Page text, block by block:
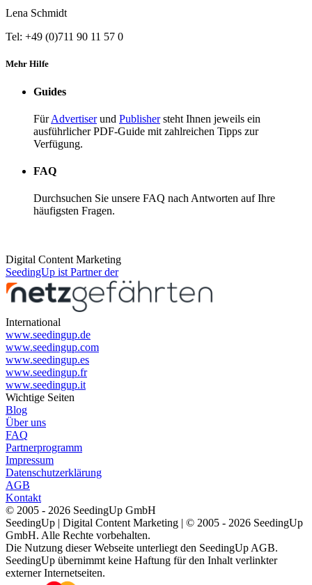
Lena Schmidt
Tel: +49 (0)711 90 11 57 0
Mehr Hilfe
Guides
FürAdvertiserund Publishersteht Ihnen jeweils ein
ausführlicher PDF-Guide mit zahlreichen Tipps zur
Verfügung.
FAQ
Durchsuchen Sie unsere FAQ nach Antworten auf Ihre
häufigsten Fragen.
Digital Content Marketing
SeedingUp ist Partner der
International
www.seedingup.de
www.seedingup.com
www.seedingup.es
www.seedingup.fr
www.seedingup.it
Wichtige Seiten
Blog
Über uns
FAQ
Partnerprogramm
Impressum
Datenschutzerklärung
AGB
Kontakt
© 2005 - 2026 SeedingUp GmbH
SeedingUp | Digital Content Marketing | © 2005 - 2026 SeedingUp
GmbH. Alle Rechte vorbehalten.
Die Nutzung dieser Webseite unterliegt den SeedingUp AGB.
SeedingUp übernimmt keine Haftung für den Inhalt verlinkter
externer Internetseiten.